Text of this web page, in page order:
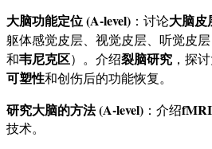
大脑功能定位 (A-level) ：讨论大脑皮
躯体感觉皮层、视觉皮层、听觉皮
和韦尼克区）。介绍裂脑研究 ，探
可塑性和创伤后的功能恢复。
研究大脑的方法 (A-level) ：介绍
技术。